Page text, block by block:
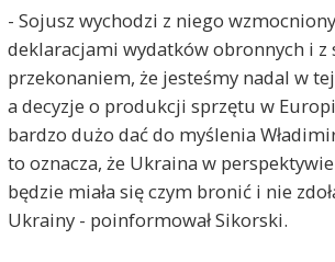
- Sojusz wychodzi z niego
deklaracjami wydatków obronnych i z
przekonaniem, że jesteśmy nadal w
a decyzje o produkcji sprzętu w
bardzo dużo dać do myślenia
to oznacza, że Ukraina w
będzie miała się czym bronić i nie
Ukrainy - poinformował Sikorski.